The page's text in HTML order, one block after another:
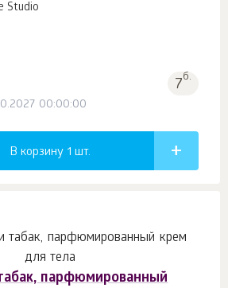
Studio
7б.
00:00:00
В корзину 1 шт.
парфюмированный